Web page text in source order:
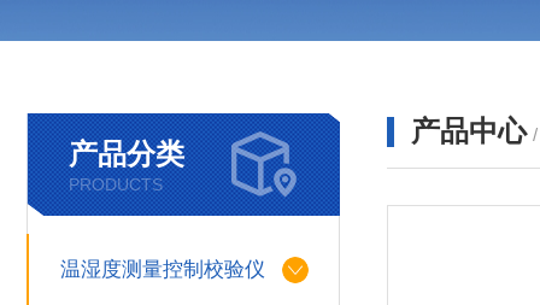
产品中心
产品分类
PRODUCTS
温湿度测量控制校验仪